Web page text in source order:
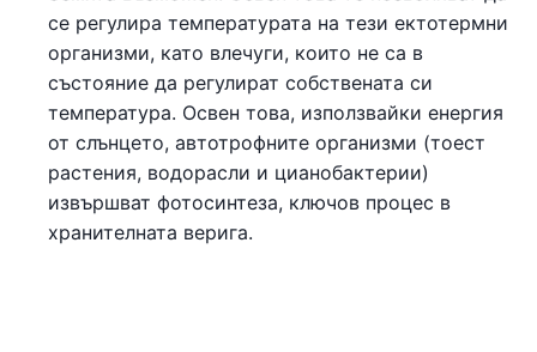
се регулира температурата на тези ектотермни
организми, като влечуги, които не са в
състояние да регулират собствената си
температура. Освен това, използвайки енергия
от слънцето, автотрофните организми (тоест
растения, водорасли и цианобактерии)
извършват фотосинтеза, ключов процес в
хранителната верига.